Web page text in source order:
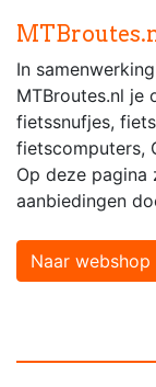
In
MTBroutes.nl je
fietssnufjes,
fietscomputers,
Op deze pagina
aanbiedingen
Naar webshop